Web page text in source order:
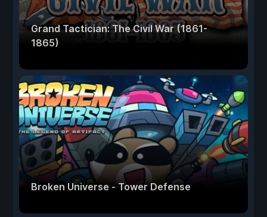
Grand Tactician: The Civil War (1861-
1865)
Broken Universe - Tower Defense